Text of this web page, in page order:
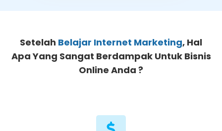
Setelah Belajar Internet Marketing, Hal
Apa Yang Sangat Berdampak Untuk Bisnis
Online Anda ?